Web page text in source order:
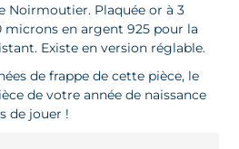
Noirmoutier. Plaquée or à 3
microns en argent 925 pour la
Existe en version réglable.
de frappe de cette pièce, le
de votre année de naissance
de jouer !